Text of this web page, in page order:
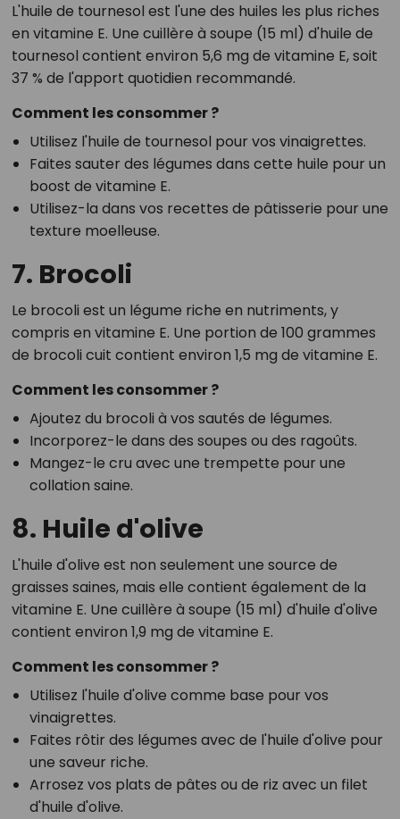
L'huile de tournesol est l'une des huiles les plus riches
en vitamine E. Une cuillère à soupe (15 ml) d'huile de
tournesol contient environ 5,6 mg de vitamine E, soit
37 % de l'apport quotidien recommandé.
Comment les consommer ?
Utilisez l'huile de tournesol pour vos vinaigrettes.
Faites sauter des légumes dans cette huile pour un
boost de vitamine E.
Utilisez-la dans vos recettes de pâtisserie pour une
texture moelleuse.
7. Brocoli
Le brocoli est un légume riche en nutriments, y
compris en vitamine E. Une portion de 100 grammes
de brocoli cuit contient environ 1,5 mg de vitamine E.
Comment les consommer ?
Ajoutez du brocoli à vos sautés de légumes.
Incorporez-le dans des soupes ou des ragoûts.
Mangez-le cru avec une trempette pour une
collation saine.
8. Huile d'olive
L'huile d'olive est non seulement une source de
graisses saines, mais elle contient également de la
vitamine E. Une cuillère à soupe (15 ml) d'huile d'olive
contient environ 1,9 mg de vitamine E.
Comment les consommer ?
Utilisez l'huile d'olive comme base pour vos
vinaigrettes.
Faites rôtir des légumes avec de l'huile d'olive pour
une saveur riche.
Arrosez vos plats de pâtes ou de riz avec un filet
d'huile d'olive.